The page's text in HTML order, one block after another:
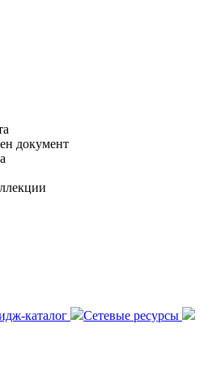
документ
каталог
Сетевые ресурсы